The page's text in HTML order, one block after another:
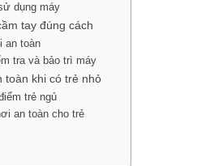
dụng máy
tay đúng cách
an toàn
tra và bảo trì máy
toàn khi có trẻ nhỏ
trẻ ngủ
an toàn cho trẻ